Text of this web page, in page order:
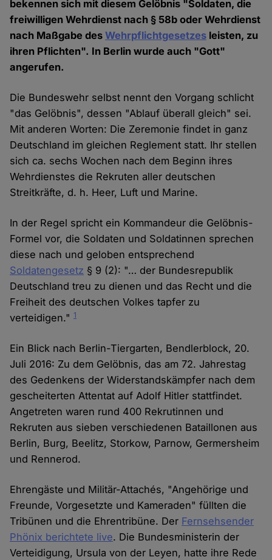
bekennen sich mit diesem Gelöbnis "Soldaten, die
freiwilligen Wehrdienst nach § 58b oder Wehrdienst
nach Maßgabe desWehrpflichtgesetzes leisten, zu
ihren Pflichten". In Berlin wurde auch "Gott"
angerufen.
Die Bundeswehr selbst nennt den Vorgang schlicht
"das Gelöbnis", dessen "Ablauf überall gleich" sei.
Mit anderen Worten: Die Zeremonie findet in ganz
Deutschland im gleichen Reglement statt. Ihr stellen
sich ca. sechs Wochen nach dem Beginn ihres
Wehrdienstes die Rekruten aller deutschen
Streitkräfte, d. h. Heer, Luft und Marine.
In der Regel spricht ein Kommandeur die Gelöbnis-
Formel vor, die Soldaten und Soldatinnen sprechen
diese nach und geloben entsprechend
Soldatengesetz § 9 (2): "… der Bundesrepublik
Deutschland treu zu dienen und das Recht und die
Freiheit des deutschen Volkes tapfer zu
verteidigen."1
Ein Blick nach Berlin-Tiergarten, Bendlerblock, 20.
Juli 2016: Zu dem Gelöbnis, das am 72. Jahrestag
des Gedenkens der Widerstandskämpfer nach dem
gescheiterten Attentat auf Adolf Hitler stattfindet.
Angetreten waren rund 400 Rekrutinnen und
Rekruten aus sieben verschiedenen Bataillonen aus
Berlin, Burg, Beelitz, Storkow, Parnow, Germersheim
und Rennerod.
Ehrengäste und Militär-Attachés, "Angehörige und
Freunde, Vorgesetzte und Kameraden" füllten die
Tribünen und die Ehrentribüne. Der Fernsehsender
Phönix berichtete live. Die Bundesministerin der
Verteidigung, Ursula von der Leyen, hatte ihre Rede